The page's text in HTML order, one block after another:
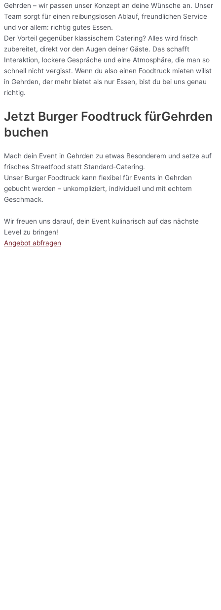
Gehrden – wir passen unser Konzept an deine Wünsche an. Unser
Team sorgt für einen reibungslosen Ablauf, freundlichen Service
und vor allem: richtig gutes Essen.
Der Vorteil gegenüber klassischem Catering? Alles wird frisch
zubereitet, direkt vor den Augen deiner Gäste. Das schafft
Interaktion, lockere Gespräche und eine Atmosphäre, die man so
schnell nicht vergisst. Wenn du also einen Foodtruck mieten willst
in Gehrden, der mehr bietet als nur Essen, bist du bei uns genau
richtig.
Jetzt Burger Foodtruck fürGehrden
buchen
Mach dein Event in Gehrden zu etwas Besonderem und setze auf
frisches Streetfood statt Standard-Catering.
Unser Burger Foodtruck kann flexibel für Events in Gehrden
gebucht werden – unkompliziert, individuell und mit echtem
Geschmack.
Wir freuen uns darauf, dein Event kulinarisch auf das nächste
Level zu bringen!
Angebot abfragen